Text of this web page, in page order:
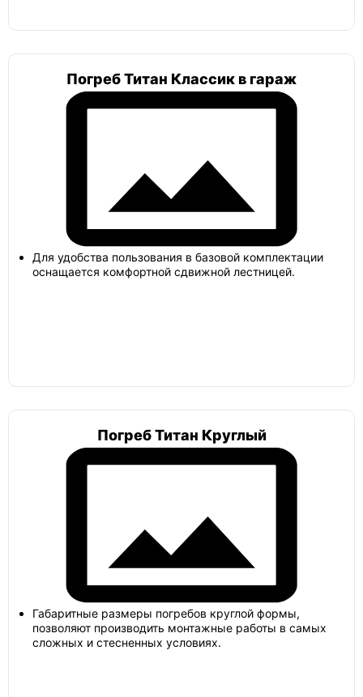
Погреб Титан Классик в гараж
Для удобства пользования в базовой комплектации
оснащается комфортной сдвижной лестницей.
Погреб Титан Круглый
Габаритные размеры погребов круглой формы,
позволяют производить монтажные работы в самых
сложных и стесненных условиях.